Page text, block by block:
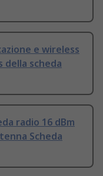
e wireless
della scheda
radio 16 dBm
Scheda